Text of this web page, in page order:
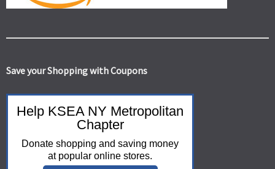
Save your Shopping with Coupons
Help KSEA NY Metropolitan
Chapter
Donate shopping and saving money
at popular online stores.